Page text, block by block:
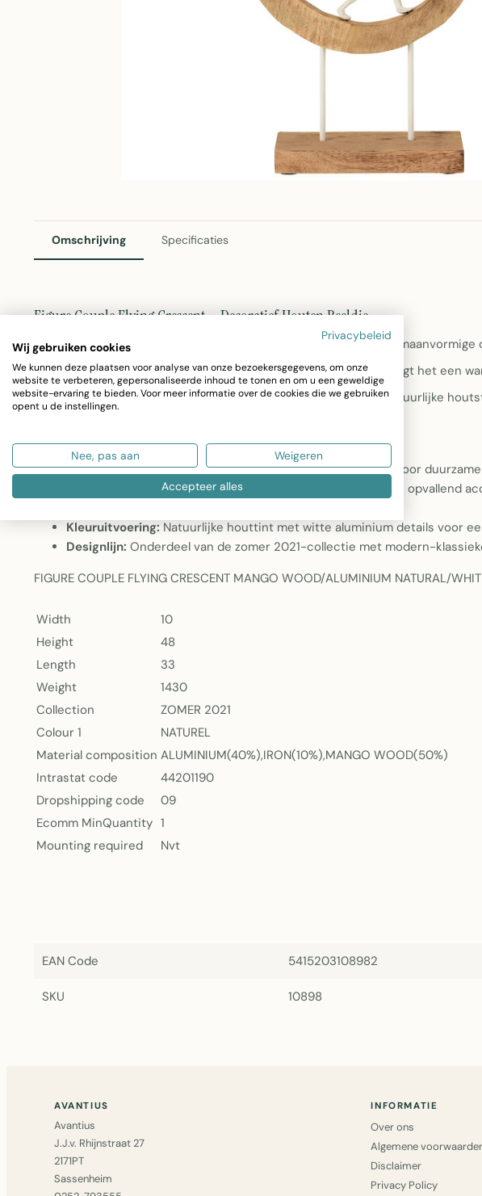
Omschrijving Specificaties
Figure Couple Flying Crescent – Decoratief Houten Beeldje
Dit sierlijke beeldje stelt een vliegend paar voor in een elegante maanvormige
van een verfijnde combinatie van mangohout en aluminium, brengt het een
uitstraling in elke ruimte. Het decoratieve object combineert natuurlijke
Materialen:50% mangohout, 40% aluminium en 10% ijzer voor
33 cm lang, 48 cm hoog en 10 cm breed – een opvallend
Kleuruitvoering: Natuurlijke houttint met witte aluminium details voor
Designlijn: Onderdeel van de zomer 2021-collectie met modern-
FIGURE COUPLE FLYING CRESCENT MANGO WOOD/ALUMINIUM NATURAL/
Width
10
Height
48
Length
33
Weight
1430
Collection
ZOMER 2021
Colour 1
NATUREL
Material composition ALUMINIUM(40%),IRON(10%),MANGO WOOD(50%)
Intrastat code
44201190
Dropshipping code
09
Ecomm MinQuantity 1
Mounting required
Nvt
EAN Code 5415203108982
SKU 10898
AVANTIUS
Avantius
J.J.v. Rhijnstraat 27
2171PT
Sassenheim
INFORMATIE
Over ons
Algemene
Disclaimer
Privacy Policy
Privacybeleid
Wij gebruiken cookies
We kunnen deze plaatsen voor analyse van onze bezoekersgegevens, om onze
website te verbeteren, gepersonaliseerde inhoud te tonen en om u een geweldige
website-ervaring te bieden. Voor meer informatie over de cookies die we gebruiken
opent u de instellingen.
Nee, pas aan Weigeren
Accepteer alles